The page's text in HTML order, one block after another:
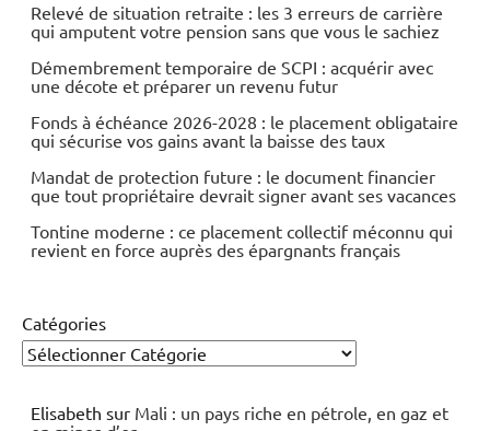
Relevé de situation retraite : les 3 erreurs de carrière
qui amputent votre pension sans que vous le sachiez
Démembrement temporaire de SCPI : acquérir avec
une décote et préparer un revenu futur
Fonds à échéance 2026-2028 : le placement obligataire
qui sécurise vos gains avant la baisse des taux
Mandat de protection future : le document financier
que tout propriétaire devrait signer avant ses vacances
Tontine moderne : ce placement collectif méconnu qui
revient en force auprès des épargnants français
Catégories
Elisabeth sur Mali : un pays riche en pétrole, en gaz et